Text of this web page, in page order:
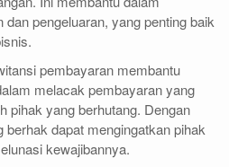
dan pengeluaran, yang penting baik
pembayaran membantu
melacak pembayaran yang
pihak yang berhutang. Dengan
berhak dapat mengingatkan pihak
kewajibannya.